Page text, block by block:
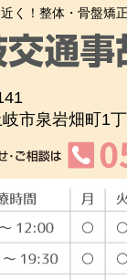
く！整体・骨盤矯
市泉岩畑町1